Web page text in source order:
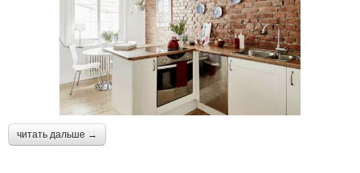
читать дальше →